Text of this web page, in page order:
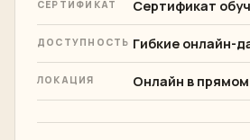
СЕРТИФИКАТ Сертификат
ДОСТУПНОСТЬ Гибкие онлайн-
ЛОКАЦИЯ Онлайн в